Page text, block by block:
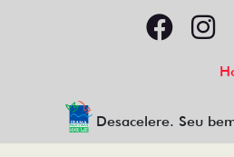
Desacelere. Seu